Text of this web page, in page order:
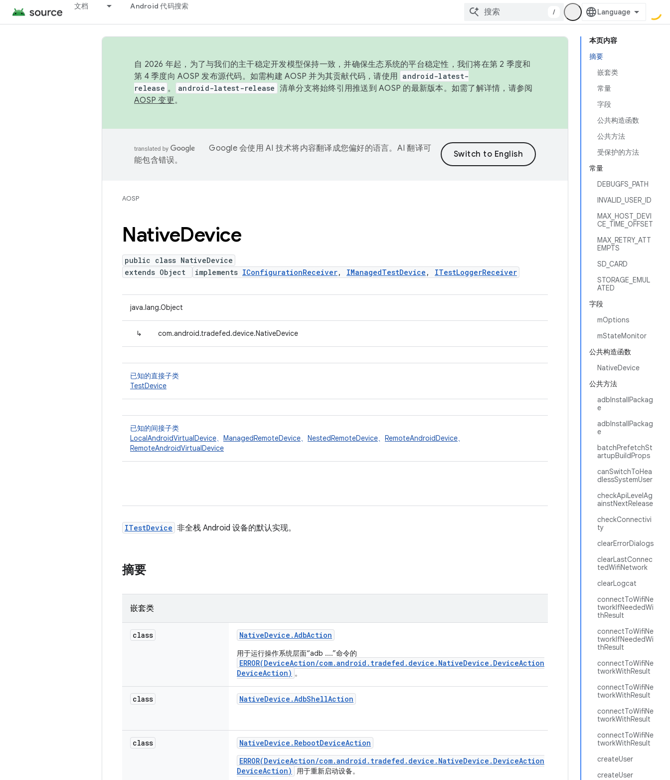
文档 Android 代码搜索
/
本页内容
摘要
嵌套类
常量
字段
公共构造函数
公共方法
受保护的方法
常量
DEBUGFS_PATH
INVALID_USER_ID
MAX_HOST_DEVI
CE_TIME_OFFSET
MAX_RETRY_ATT
EMPTS
SD_CARD
STORAGE_EMUL
ATED
字段
mOptions
mStateMonitor
公共构造函数
NativeDevice
公共方法
adbInstallPackag
e
adbInstallPackag
e
batchPrefetchSt
artupBuildProps
canSwitchToHea
dlessSystemUser
checkApiLevelAg
ainstNextRelease
checkConnectivi
ty
clearErrorDialogs
clearLastConnec
tedWifiNetwork
clearLogcat
connectToWifiNe
tworkIfNeededWi
thResult
connectToWifiNe
tworkIfNeededWi
thResult
connectToWifiNe
tworkWithResult
connectToWifiNe
tworkWithResult
connectToWifiNe
tworkWithResult
connectToWifiNe
tworkWithResult
createUser
createUser
自 2026 年起，为了与我们的主干稳定开发模型保持一致，并确保生态系统的平台稳定性，我们将在第 2 季度和
第 4 季度向 AOSP 发布源代码。如需构建 AOSP 并为其贡献代码，请使用 android-latest-
release 。 android-latest-release 清单分支将始终引用推送到 AOSP 的最新版本。如需了解详情，请参阅
AOSP 变更。
Google 会使用 AI 技术将内容翻译成您偏好的语言。AI 翻译可
能包含错误。
AOSP
NativeDevice
public class NativeDevice
extends Object
implements IConfigurationReceiver, IManagedTestDevice , ITestLoggerReceiver
java.lang.Object
↳ com.android.tradefed.device.NativeDevice
已知的直接子类
TestDevice
已知的间接子类
LocalAndroidVirtualDevice、 ManagedRemoteDevice、 NestedRemoteDevice、 RemoteAndroidDevice、
RemoteAndroidVirtualDevice
ITestDevice 非全栈 Android 设备的默认实现。
摘要
嵌套类
class NativeDevice .AdbAction
用于运行操作系统层面“adb ....”命令的
ERROR(DeviceAction/com.android.tradefed.device.NativeDevice.DeviceAction
DeviceAction) 。
class NativeDevice .AdbShellAction
class NativeDevice . RebootDeviceAction
ERROR(DeviceAction/com.android.tradefed.device.NativeDevice.DeviceAction
DeviceAction)
用于重新启动设备。